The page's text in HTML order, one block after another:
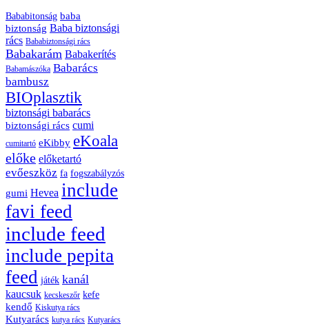
Bababitonság baba
biztonság Baba biztonsági
rács Bababiztonsági rács
Babakarám Babakerítés
Babamászóka Babarács
bambusz
BIOplasztik
biztonsági babarács
biztonsági rács cumi
cumitartó eKibby eKoala
előke előketartó
evőeszköz fa fogszabályzós
gumi Hevea include
favi feed
include feed
include pepita
feed játék kanál
kaucsuk kecskeszőr kefe
kendő Kiskutya rács
Kutyarács kutya rács Kutyarács